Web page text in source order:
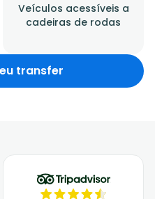
Veículos acessíveis a
cadeiras de rodas
transfer